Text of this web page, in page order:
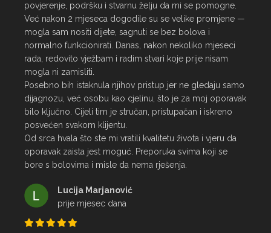
povjerenje, podršku i stvarnu želju da mi se pomogne.
Već nakon 2 mjeseca dogodile su se velike promjene —
mogla sam nositi dijete, sagnuti se bez bolova i
normalno funkcionirati. Danas, nakon nekoliko mjeseci
rada, redovito vježbam i radim stvari koje prije nisam
mogla ni zamisliti.
Posebno bih istaknula njihov pristup jer ne gledaju samo
dijagnozu, već osobu kao cjelinu, što je za moj oporavak
bilo ključno. Cijeli tim je stručan, pristupačan i iskreno
posvećen svakom klijentu.
Od srca hvala što ste mi vratili kvalitetu života i vjeru da
oporavak zaista jest moguć. Preporuka svima koji se
bore s bolovima i misle da nema rješenja.
Lucija Marjanović
prije mjesec dana